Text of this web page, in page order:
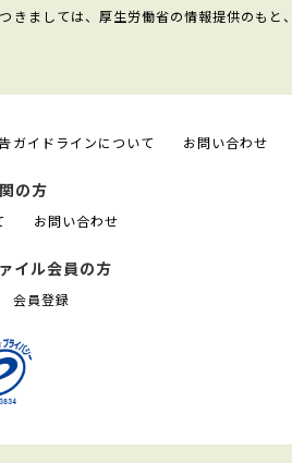
ましては、厚生労働省の情報提供のもと
ガイドラインについて お問い合わせ
の方
お問い合わせ
イル会員の方
会員登録